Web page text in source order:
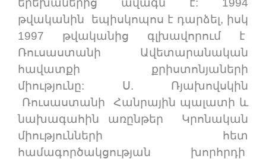
թվականին եպիսկոպոս է դարձել, իսկ
1997 թվականից գլխավորում է
Ռուսաստանի Ավետարանական
հավատքի քրիստոնյաների
միությունը: Ս. Ռյախովսկին
Ռուսաստանի Հանրային պալատի և
նախագահին առընթեր Կրոնական
միությունների հետ
համագործակցության խորհրդի